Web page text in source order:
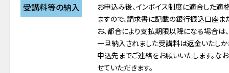
受講料等の納入
お申込み後、インボイス制度に適合した
ますので、請求書に記載の銀行振込口座
お、都合により支払期限以降になる場合は
一旦納入されました受講料は返金いたし
申込先までご連絡をお願いいたします。な
せていただきます。